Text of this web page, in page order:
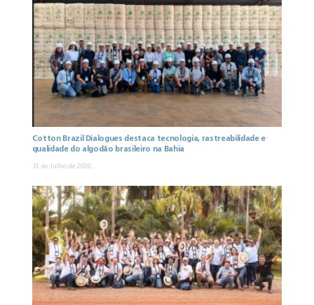
Cotton Brazil Dialogues destaca tecnologia, rastreabilidade e
qualidade do algodão brasileiro na Bahia
31 de Julho de 2026